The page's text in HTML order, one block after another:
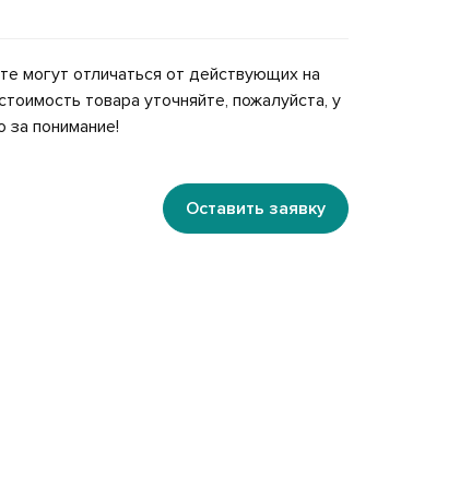
могут отличаться от действующих на
товара уточняйте, пожалуйста, у
понимание!
Оставить заявку